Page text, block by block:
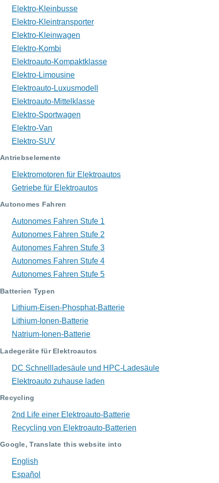
Elektro-Kleinbusse
Elektro-Kleintransporter
Elektro-Kleinwagen
Elektro-Kombi
Elektroauto-Kompaktklasse
Elektro-Limousine
Elektroauto-Luxusmodell
Elektroauto-Mittelklasse
Elektro-Sportwagen
Elektro-Van
Elektro-SUV
Antriebselemente
Elektromotoren für Elektroautos
Getriebe für Elektroautos
Autonomes Fahren
Autonomes Fahren Stufe 1
Autonomes Fahren Stufe 2
Autonomes Fahren Stufe 3
Autonomes Fahren Stufe 4
Autonomes Fahren Stufe 5
Batterien Typen
Lithium-Eisen-Phosphat-Batterie
Lithium-Ionen-Batterie
Natrium-Ionen-Batterie
Ladegeräte für Elektroautos
DC Schnellladesäule und HPC-Ladesäule
Elektroauto zuhause laden
Recycling
2nd Life einer Elektroauto-Batterie
Recycling von Elektroauto-Batterien
Google, Translate this website into
English
Español